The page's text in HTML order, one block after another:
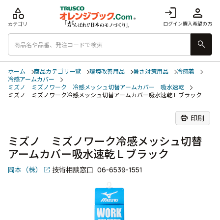
login
ログイン
person
購入希望の方
category
カテゴリ
search
ホーム 商品カテゴリ一覧 環境改善用品 暑さ対策用品
冷感着
冷感アームカバー
ミズノ ミズノワーク 冷感メッシュ切替アームカバー 吸水速乾
ミズノ ミズノワーク冷感メッシュ切替アームカバー吸水速乾Ｌブラック
print 印刷
ミズノ ミズノワーク冷感メッシュ切替
アームカバー吸水速乾Ｌブラック
岡本（株） 技術相談窓口 06-6539-1551